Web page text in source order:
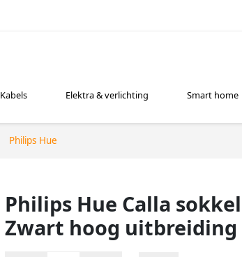
Kabels Elektra & verlichting Smart home
Philips Hue
Philips Hue Calla
Zwart hoog uitbreiding